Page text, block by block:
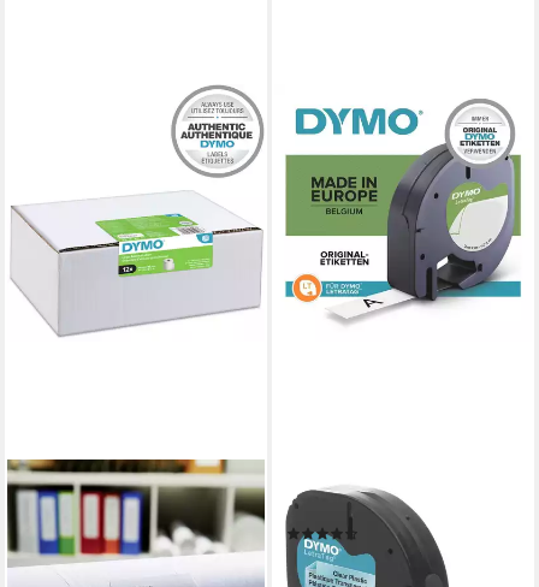
DYMO
Etiketten DYMO Etiketten
Rolle Kombi-Pack 2093093
2093093 89 x 36 mm Papier
DYMO
Beschriftungsband
ab 20,40 €
lieferbar - in 2-3 Werktagen bei dir